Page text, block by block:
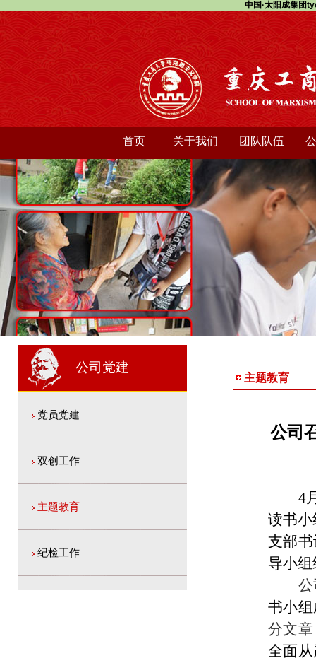
中国·太阳成集团
首页 关于我们 团队队伍
1 2 2
公司党建
党员党建
双创工作
主题教育
纪检工作
主题教育
公司
4
读书
支部
导小
书小
分文
全面